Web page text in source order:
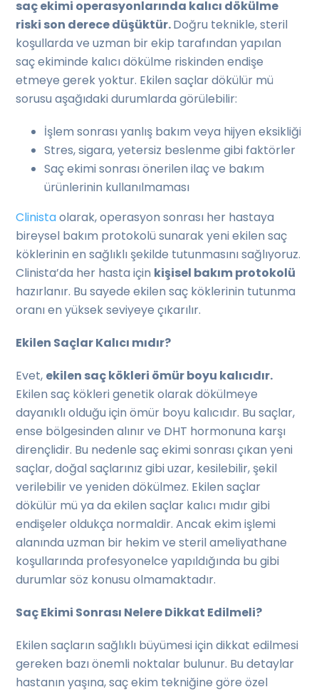
saç ekimi operasyonlarında kalıcı dökülme
riski son derece düşüktür.Doğru teknikle, steril
koşullarda ve uzman bir ekip tarafından yapılan
saç ekiminde kalıcı dökülme riskinden endişe
etmeye gerek yoktur. Ekilen saçlar dökülür mü
sorusu aşağıdaki durumlarda görülebilir:
İşlem sonrası yanlış bakım veya hijyen eksikliği
Stres, sigara, yetersiz beslenme gibi faktörler
Saç ekimi sonrası önerilen ilaç ve bakım
ürünlerinin kullanılmaması
Clinistaolarak, operasyon sonrası her hastaya
bireysel bakım protokolü sunarak yeni ekilen saç
köklerinin en sağlıklı şekilde tutunmasını sağlıyoruz.
Clinista’da her hasta için kişisel bakım protokolü
hazırlanır. Bu sayede ekilen saç köklerinin tutunma
oranı en yüksek seviyeye çıkarılır.
Ekilen Saçlar Kalıcı mıdır?
Evet, ekilen saç kökleri ömür boyu kalıcıdır.
Ekilen saç kökleri genetik olarak dökülmeye
dayanıklı olduğu için ömür boyu kalıcıdır. Bu saçlar,
ense bölgesinden alınır ve DHT hormonuna karşı
dirençlidir. Bu nedenle saç ekimi sonrası çıkan yeni
saçlar, doğal saçlarınız gibi uzar, kesilebilir, şekil
verilebilir ve yeniden dökülmez. Ekilen saçlar
dökülür mü ya da ekilen saçlar kalıcı mıdır gibi
endişeler oldukça normaldir. Ancak ekim işlemi
alanında uzman bir hekim ve steril ameliyathane
koşullarında profesyonelce yapıldığında bu gibi
durumlar söz konusu olmamaktadır.
Saç Ekimi Sonrası Nelere Dikkat Edilmeli?
Ekilen saçların sağlıklı büyümesi için dikkat edilmesi
gereken bazı önemli noktalar bulunur. Bu detaylar
hastanın yaşına, saç ekim tekniğine göre özel